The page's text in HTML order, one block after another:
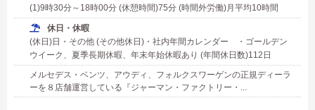
(1)9時30分～18時00分 (休憩時間)75分 (時間外労働)月平均10時間
休日・休暇
(休日)日・その他 (その他休日)・社内年間カレンダー ・ゴールデン
ウイーク、夏季長期休暇、年末年始休暇あり (年間休日数)112日
メルセデス・ベンツ、アウディ、フォルクスワーゲンの正規ディーラ
ーを８店舗運営している『ジャーマン・ファクトリー・...